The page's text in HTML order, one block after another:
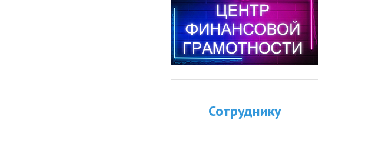
Сотруднику